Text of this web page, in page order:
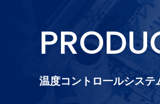
温度コントロ一ルシステ